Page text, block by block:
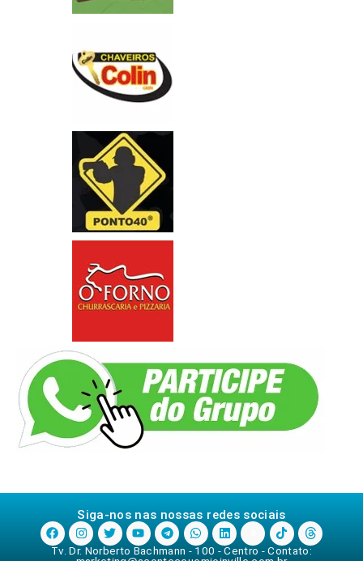
Siga-nos nas nossas redes sociais
Tv. Dr. Norberto Bachmann - 100 - Centro - Contato: